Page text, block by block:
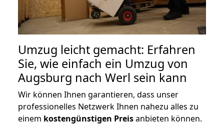
Umzug leicht gemacht: Erfahren
Sie, wie einfach ein Umzug von
Augsburg nach Werl sein kann
Wir können Ihnen garantieren, dass unser
professionelles Netzwerk Ihnen nahezu alles zu
einem kostengünstigen Preisanbieten können.